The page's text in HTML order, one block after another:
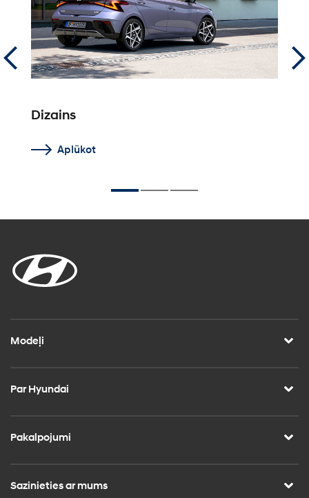
Dizains
Aplūkot
Modeļi
Par Hyundai
Pakalpojumi
Sazinieties ar mums